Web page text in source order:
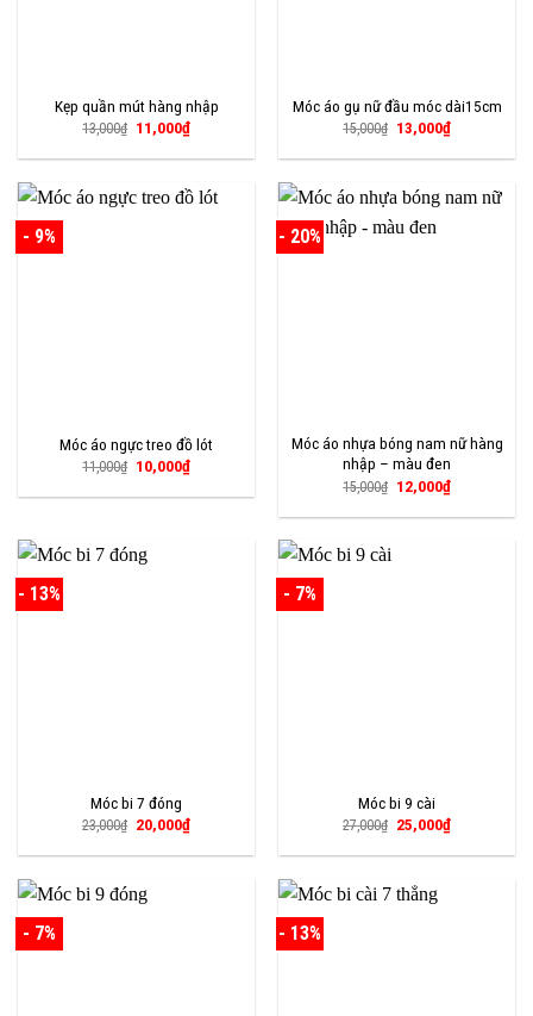
Kẹp quần mút hàng nhập
13,000₫ Giá
gốc
là:
11,000₫Giá
hiện
tại
11,000₫.
Móc áo gụ nữ đầu móc dài15cm
15,000₫ Giá
gốc
là:
13,000₫Giá
hiện
tại
13,000₫.
- 9%
Móc áo ngực treo đồ lót
11,000₫ Giá
gốc
là:
10,000₫Giá
hiện
tại
- 20%
Móc áo nhựa bóng nam nữ hàng
nhập – màu đen
15,000₫ Giá
gốc
là:
12,000₫Giá
hiện
tại
- 13%
Móc bi 7 đóng
23,000₫ Giá
gốc
là:
20,000₫Giá
hiện
tại
- 7%
Móc bi 9 cài
27,000₫ Giá
gốc
là:
25,000₫Giá
hiện
tại
- 7% - 13%